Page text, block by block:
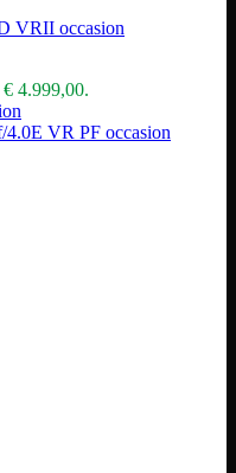
VRII occasion
4.999,00.